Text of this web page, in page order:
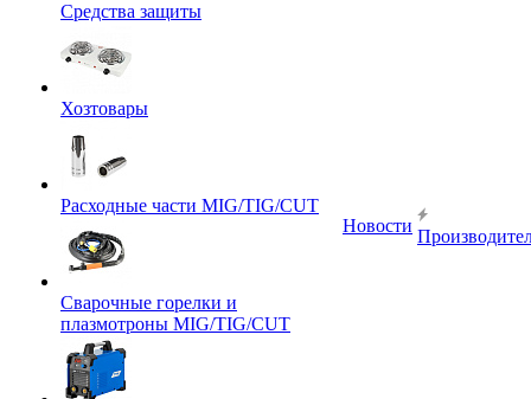
Средства защиты
Хозтовары
Расходные части MIG/TIG/CUT
Сварочные горелки и
плазмотроны MIG/TIG/CUT
Новости